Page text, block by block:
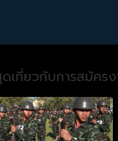
เกี่ยวกับการสมัคร